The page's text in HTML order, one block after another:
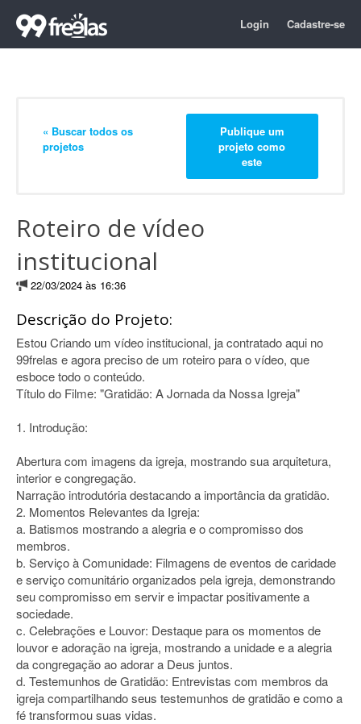
Login Cadastre-se
« Buscar todos os
projetos
Publique um
projeto como
este
Roteiro de vídeo
institucional
22/03/2024 às 16:36
Descrição do Projeto:
Estou Criando um vídeo institucional, ja contratado aqui no
99frelas e agora preciso de um roteiro para o vídeo, que
esboce todo o conteúdo.
Título do Filme: "Gratidão: A Jornada da Nossa Igreja"
1. Introdução:
Abertura com imagens da igreja, mostrando sua arquitetura,
interior e congregação.
Narração introdutória destacando a importância da gratidão.
2. Momentos Relevantes da Igreja:
a. Batismos mostrando a alegria e o compromisso dos
membros.
b. Serviço à Comunidade: Filmagens de eventos de caridade
e serviço comunitário organizados pela igreja, demonstrando
seu compromisso em servir e impactar positivamente a
sociedade.
c. Celebrações e Louvor: Destaque para os momentos de
louvor e adoração na igreja, mostrando a unidade e a alegria
da congregação ao adorar a Deus juntos.
d. Testemunhos de Gratidão: Entrevistas com membros da
igreja compartilhando seus testemunhos de gratidão e como a
fé transformou suas vidas.